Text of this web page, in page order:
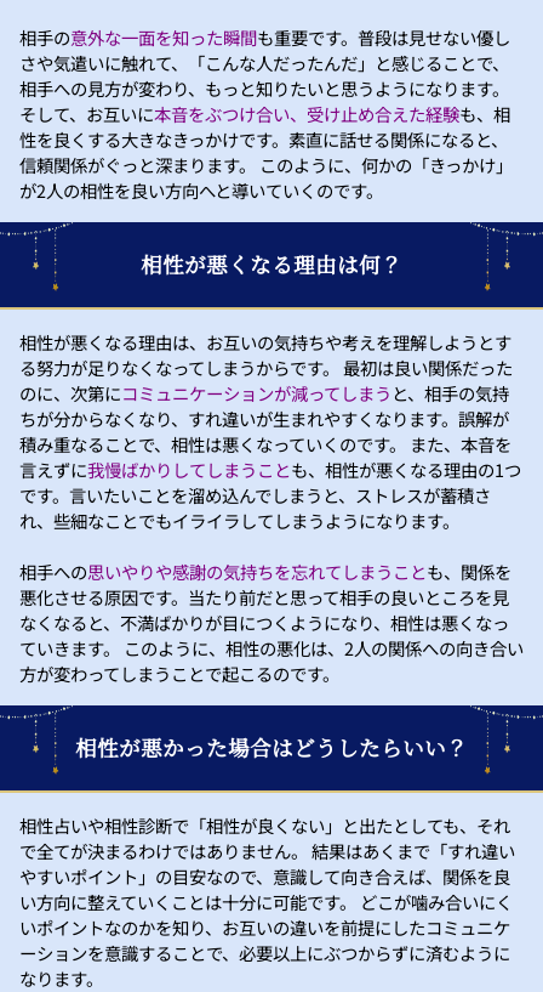
相手の意外な一面を知った瞬間も重要です。普段は見せない優し
さや気遣いに触れて、「こんな人だったんだ」と感じることで、
相手への見方が変わり、もっと知りたいと思うようになります。
そして、お互いに本音をぶつけ合い、受け止め合えた経験も、相
性を良くする大きなきっかけです。素直に話せる関係になると、
信頼関係がぐっと深まります。 このように、何かの「きっかけ」
が2人の相性を良い方向へと導いていくのです。
相性が悪くなる理由は何？
相性が悪くなる理由は、お互いの気持ちや考えを理解しようとす
る努力が足りなくなってしまうからです。 最初は良い関係だった
のに、次第にコミュニケーションが減ってしまう と、相手の気持
ちが分からなくなり、すれ違いが生まれやすくなります。誤解が
積み重なることで、相性は悪くなっていくのです。 また、本音を
言えずに我慢ばかりしてしまうことも、相性が悪くなる理由の1つ
です。言いたいことを溜め込んでしまうと、ストレスが蓄積さ
れ、些細なことでもイライラしてしまうようになります。
相手への思いやりや感謝の気持ちを忘れてしまうことも、関係を
悪化させる原因です。当たり前だと思って相手の良いところを見
なくなると、不満ばかりが目につくようになり、相性は悪くなっ
ていきます。 このように、相性の悪化は、2人の関係への向き合い
方が変わってしまうことで起こるのです。
相性が悪かった場合はどうしたらいい？
相性占いや相性診断で「相性が良くない」と出たとしても、それ
で全てが決まるわけではありません。 結果はあくまで「すれ違い
やすいポイント」の目安なので、意識して向き合えば、関係を良
い方向に整えていくことは十分に可能です。 どこが噛み合いにく
いポイントなのかを知り、お互いの違いを前提にしたコミュニケ
ーションを意識することで、必要以上にぶつからずに済むように
なります。